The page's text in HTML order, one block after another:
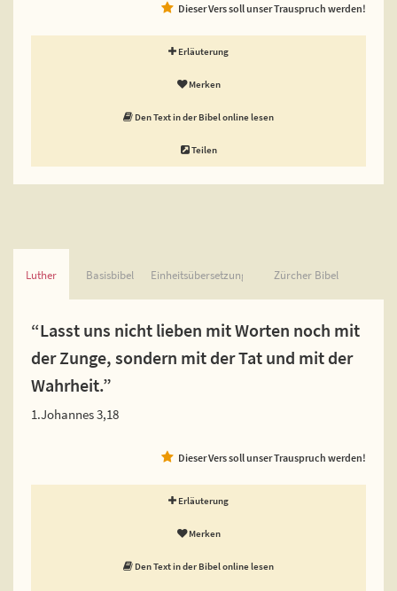
Dieser Vers soll unser Trauspruch werden!
Erläuterung
Merken
Den Text in der Bibel online lesen
Teilen
Luther Basisbibel Einheitsübersetzung Zürcher Bibel
“Lasst uns nicht lieben mit Worten noch mit
der Zunge, sondern mit der Tat und mit der
Wahrheit.”
1.Johannes 3,18
Dieser Vers soll unser Trauspruch werden!
Erläuterung
Merken
Den Text in der Bibel online lesen